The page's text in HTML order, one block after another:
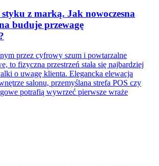
z marką. Jak nowoczesna
buduje przewagę
przez cyfrowy szum i powtarzalne
to fizyczna przestrzeń stała się najbardziej
o uwagę klienta. Elegancka elewacja
salonu, przemyślana strefa POS czy
potrafią wywrzeć pierwsze wraże